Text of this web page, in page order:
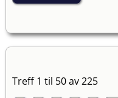
Treff 1 til 50 av 225